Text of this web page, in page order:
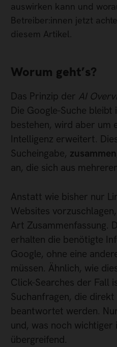
auswirken kann und
Betreiber:innen jetzt
diesem Artikel.
Worum geht’s?
Das Prinzip der AI
Die Google-Suche bleibt
bestehen, wird aber um
Intelligenz erweitert.
Sucheingabe,
an, die sich aus
Anstatt wie bisher nur
Websites
Art Zusammenfassung.
erhalten die benötigte
Google, ohne eine
müssen. Ähnlich, wie
Click-Searches der Fall
Suchanfragen, die
beantwortet werden.
und, was noch wichtiger
übergreifend.